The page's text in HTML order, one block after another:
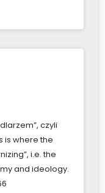
czyli
is where the
i.e. the
and ideology.